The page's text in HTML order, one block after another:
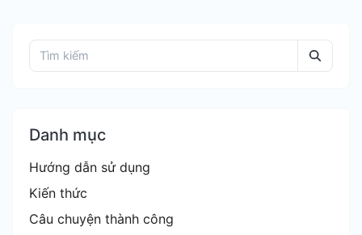
Danh mục
Hướng dẫn sử dụng
Kiến thức
Câu chuyện thành công